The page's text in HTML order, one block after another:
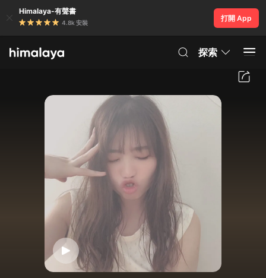
Himalaya-有聲書
4.8k 安裝
打開 App
探索